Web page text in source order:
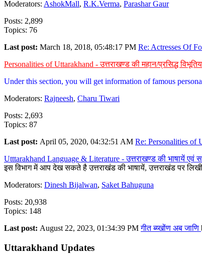
Moderators: AshokMall, R.K.Verma, Parashar Gaur
Posts: 2,899
Topics: 76
Last post: March 18, 2018, 05:48:17 PM Re: Actresses Of
Personalities of Uttarakhand - उत्तराखण्ड की महान/प्रसिद्ध
Under this section, you will get information of famous
Moderators: Rajneesh, Charu Tiwari
Posts: 2,693
Topics: 87
Last post: April 05, 2020, 04:32:51 AM Re: Personalities of
Utttarakhand Language & Literature - उत्तराखण्ड की भाषायें एवं
इस विभाग में आप देख सकते है उत्तराखंड की भाषायें, उत्तराखंड पर
Moderators: Dinesh Bijalwan, Saket Bahuguna
Posts: 20,938
Topics: 148
Last post: August 22, 2023, 01:34:39 PMगीत ब्य्खोंण अब जाणि
Uttarakhand Updates